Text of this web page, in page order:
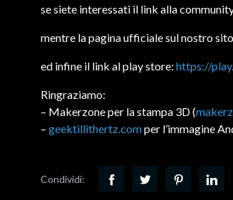
se siete interessati il link alla
mentre la pagina ufficiale sul nostro
ed infine il link al play store: https://
Ringraziamo:
– Makerzone per la stampa 3D (
– geektillithertz.comper l’immagine
Condividi: